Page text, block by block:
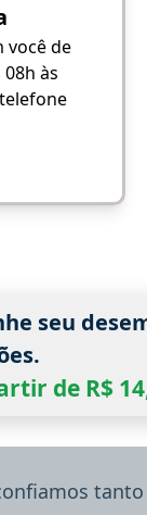
você de
às
seu
de R$